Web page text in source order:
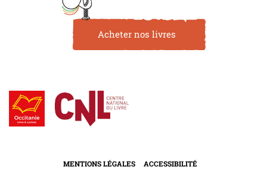
Acheter nos livres
MENTIONS LÉGALES ACCESSIBILITÉ